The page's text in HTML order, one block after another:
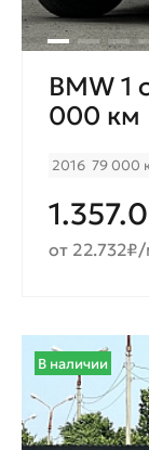
BMW 1
000 км
2016 79 000
от
В наличии